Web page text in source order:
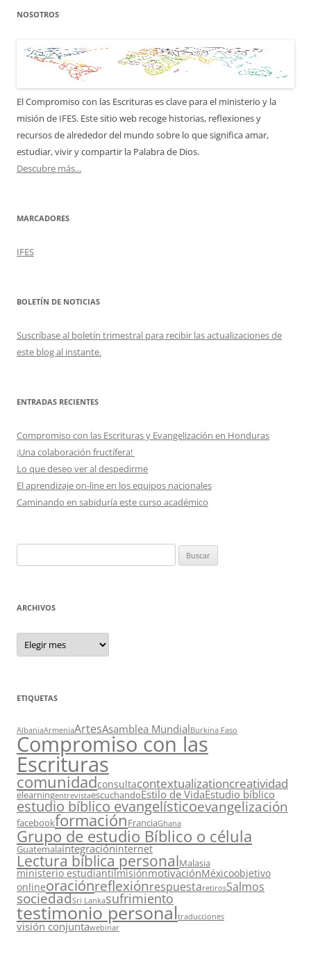
NOSOTROS
El Compromiso con las Escrituras es clave para el ministerio y la
misión de IFES. Este sitio web recoge historias, reflexiones y
recursos de alrededor del mundo sobre lo que significa amar,
estudiar, vivir y compartir la Palabra de Dios.
Descubre más...
MARCADORES
IFES
BOLETÍN DE NOTICIAS
Suscríbase al boletín trimestral para recibir las actualizaciones de
este blog al instante.
ENTRADAS RECIENTES
Compromiso con las Escrituras y Evangelización en Honduras
¡Una colaboración fructífera!
Lo que deseo ver al despedirme
El aprendizaje on-line en los equipos nacionales
Caminando en sabiduría este curso académico
ARCHIVOS
Archivos
ETIQUETAS
AlbaniaArmeniaArtesAsamblea MundialBurkina Faso
Compromiso con las
Escrituras
comunidadconsultacontextualizationcreatividad
elearningentrevistaescuchandoEstilo de VidaEstudio bíblico
estudio bíblico evangelísticoevangelización
facebookformaciónFranciaGhana
Grupo de estudio Bíblico o célula
Guatemalaintegracióninternet
Lectura bíblica personalMalasia
ministerio estudiantilmisiónmotivaciónMéxicoobjetivo
onlineoraciónreflexiónrespuestaretirosSalmos
sociedadSri Lankasufrimiento
testimonio personaltraducciones
visión conjuntawebinar